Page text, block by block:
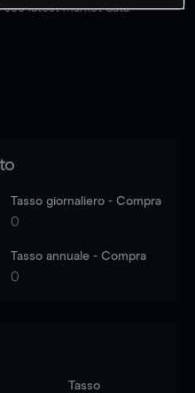
latest market data
Tasso giornaliero - Compra
0
Tasso annuale - Compra
0
Tasso